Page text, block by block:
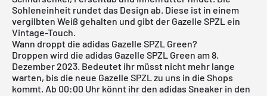
Sohleneinheit rundet das Design ab. Diese ist in einem
vergilbten Weiß gehalten und gibt der Gazelle SPZL ein
Vintage-Touch.
Wann droppt die adidas Gazelle SPZL Green?
Droppen wird die adidas Gazelle SPZL Green am 8.
Dezember 2023. Bedeutet ihr müsst nicht mehr lange
warten, bis die neue Gazelle SPZL zu uns in die Shops
kommt. Ab 00:00 Uhr könnt ihr den adidas Sneaker in den